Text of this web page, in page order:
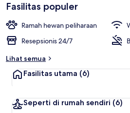
Fasilitas populer
Ramah hewan peliharaan
Resepsionis 24/7
Lihat semua
Fasilitas utama (6)
Seperti di rumah sendiri (6)